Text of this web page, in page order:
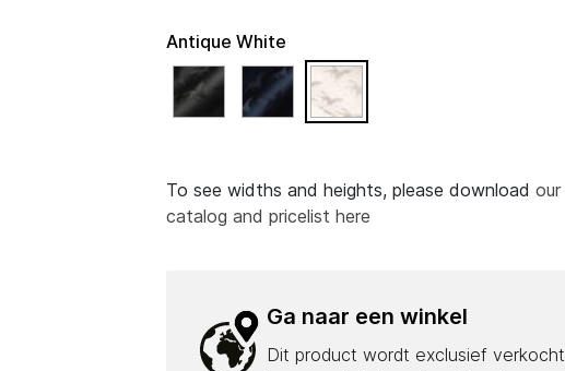
To see widths and heights, please download our
catalog and pricelist here
Antique White
Ga naar een winkel
Dit product wordt exclusief verkocht